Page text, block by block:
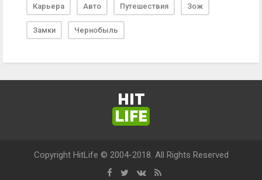
Карьера Авто Путешествия Зож
Замки Чернобыль
HIT
LIFE
Copyright HitLife © 2004-2018. All Rights Reserved